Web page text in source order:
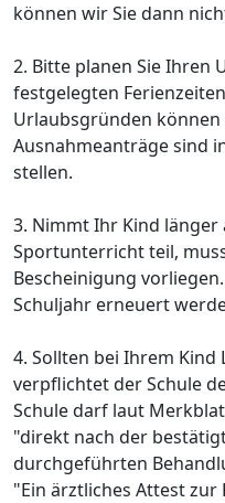
können wir Sie dann
2. Bitte planen Sie Ihren
festgelegten
Urlaubsgründen
Ausnahmeanträge sind
stellen.
3. Nimmt Ihr Kind länger
Sportunterricht teil,
Bescheinigung
Schuljahr erneuert
4. Sollten bei Ihrem Kind
verpflichtet der Schule
Schule darf laut
"direkt nach der
durchgeführten
"Ein ärztliches Attest zur